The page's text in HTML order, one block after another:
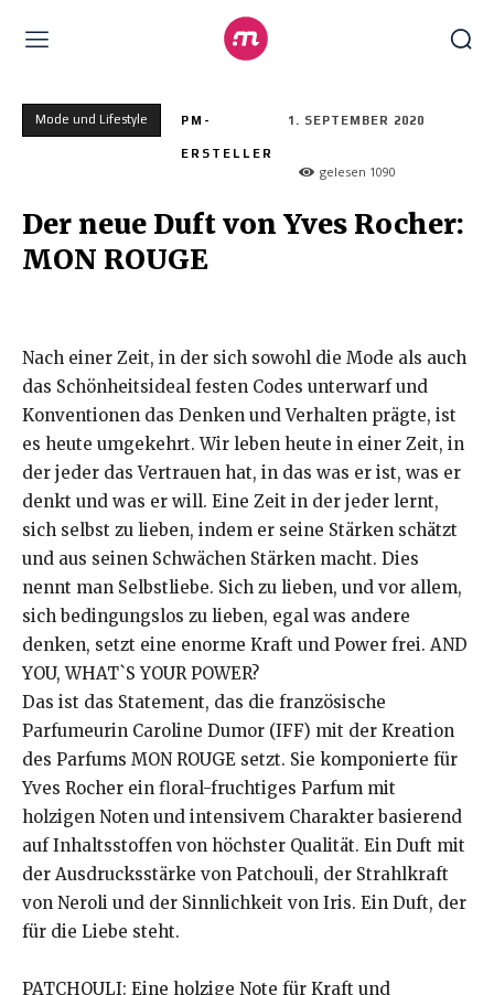
Mode und Lifestyle PM-
ERSTELLER
1. SEPTEMBER 2020
gelesen 1090
Der neue Duft von Yves Rocher:
MON ROUGE
Nach einer Zeit, in der sich sowohl die Mode als auch
das Schönheitsideal festen Codes unterwarf und
Konventionen das Denken und Verhalten prägte, ist
es heute umgekehrt. Wir leben heute in einer Zeit, in
der jeder das Vertrauen hat, in das was er ist, was er
denkt und was er will. Eine Zeit in der jeder lernt,
sich selbst zu lieben, indem er seine Stärken schätzt
und aus seinen Schwächen Stärken macht. Dies
nennt man Selbstliebe. Sich zu lieben, und vor allem,
sich bedingungslos zu lieben, egal was andere
denken, setzt eine enorme Kraft und Power frei. AND
YOU, WHAT`S YOUR POWER?
Das ist das Statement, das die französische
Parfumeurin Caroline Dumor (IFF) mit der Kreation
des Parfums MON ROUGE setzt. Sie komponierte für
Yves Rocher ein floral-fruchtiges Parfum mit
holzigen Noten und intensivem Charakter basierend
auf Inhaltsstoffen von höchster Qualität. Ein Duft mit
der Ausdrucksstärke von Patchouli, der Strahlkraft
von Neroli und der Sinnlichkeit von Iris. Ein Duft, der
für die Liebe steht.
PATCHOULI: Eine holzige Note für Kraft und